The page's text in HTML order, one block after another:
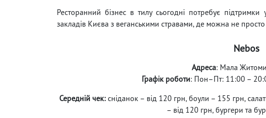
Ресторанний бізнес в тилу сьогодні потребує
закладів Києва з веганськими стравами, де можна не
Nebos
Адреса: Мала
Графік роботи: Пон–Пт: 11:00 –
Середній чек: сніданок – від 120 грн, боули – 155 грн,
– від 120 грн, бургери та